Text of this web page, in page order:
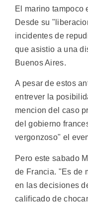
El marino tampoco
Desde su
incidentes de
que asistio a una
Buenos Aires.
A pesar de estos
entrever la
mencion del caso
del gobierno
vergonzoso" el
Pero este sabado
de Francia. "Es de
en las decisiones
calificado de